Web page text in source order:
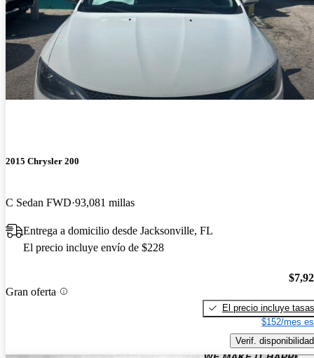
2015 Chrysler 200
C Sedan FWD 93,081 millas
Entrega a domicilio desde Jacksonville, FL
El precio incluye envío de $228
Gran oferta
El precio incluye tasas
$152/mes
Verif. disponibilidad